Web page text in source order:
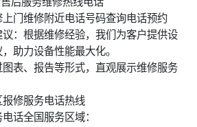
门维修附近电话号码查询电话预约
：根据维修经验，我们为客户提供设
助力设备性能最大化。
表、报告等形式，直观展示维修服务
修服务电话热线
话全国服务区域：